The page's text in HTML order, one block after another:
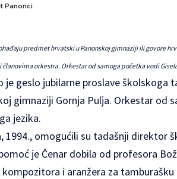
Panonci
predmet hrvatski u Panonskoj gimnaziji ili govore
orkestra. Orkestar od samoga početka vodi
je geslo jubilarne proslave školskoga
gimnaziji Gornja Pulja. Orkestar od
jezika.
1994., omogućili su tadašnji direktor
je Čenar dobila od profesora
i aranžera za